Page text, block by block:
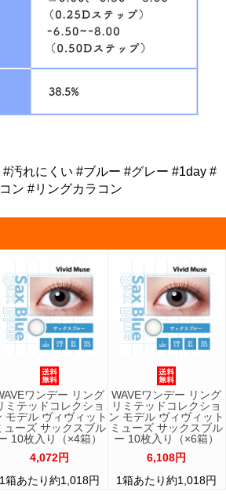
汚れにくい #ブルー #グレー #1day #
ン #リングカラコン
ワンデー リング
ミテッドコレクショ
モデル ヴィヴィット
ューズ サックスブル
10枚入り（×4箱）
4,072円
1箱あたり約1,018円
WAVEワンデー リング
リミテッドコレクショ
ン モデル ヴィヴィット
ミューズ サックスブル
ー 10枚入り（×6箱）
6,108円
1箱あたり約1,018円